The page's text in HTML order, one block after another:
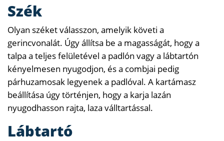
Szék
Olyan széket válasszon, amelyik követi a
gerincvonalát. Úgy állítsa be a magasságát, hogy a
talpa a teljes felületével a padlón vagy a lábtartón
kényelmesen nyugodjon, és a combjai pedig
párhuzamosak legyenek a padlóval. A kartámasz
beállítása úgy történjen, hogy a karja lazán
nyugodhasson rajta, laza válltartással.
Lábtartó